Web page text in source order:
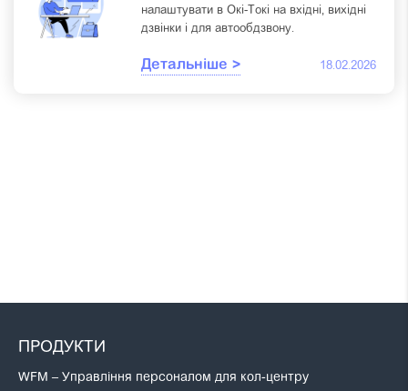
налаштувати в Окі-Токі на вхідні, вихідні
дзвінки і для автообдзвону.
Детальніше > 18.02.2026
ПРОДУКТИ
WFM – Управління персоналом для кол-центру